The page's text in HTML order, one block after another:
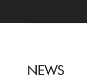
NEWS